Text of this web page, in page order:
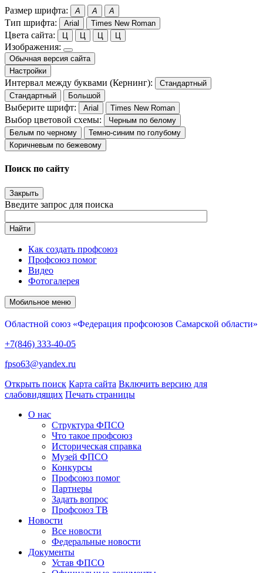
Размер шрифта: A A A
Тип шрифта: Arial Times New Roman
Цвета сайта: Ц Ц Ц Ц
Изображения:
Обычная версия сайта
Настройки
Интервал между буквами (Кернинг):
Стандартный
Стандартный
Большой
Выберите шрифт: Arial Times New Roman
Выбор цветовой схемы:
Черным по белому
Белым по черному
Темно-синим по голубому
Коричневым по бежевому
Поиск по сайту
Закрыть
Введите запрос для поиска
Найти
Как создать профсоюз
Профсоюз помог
Видео
Фотогалерея
Мобильное меню
Областной союз «Федерация профсоюзов Самарской области»
+7(846) 333-40-05
fpso63@yandex.ru
Открыть поиск Карта сайта Включить версию для
слабовидящих Печать страницы
О нас
Структура ФПСО
Что такое профсоюз
Историческая справка
Музей ФПСО
Конкурсы
Профсоюз помог
Партнеры
Задать вопрос
Профсоюз ТВ
Новости
Все новости
Федеральные новости
Документы
Устав ФПСО